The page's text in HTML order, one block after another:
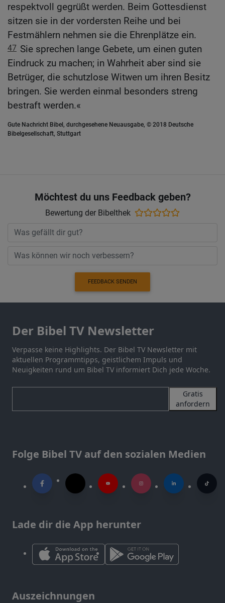
respektvoll gegrüßt werden. Beim Gottesdienst
sitzen sie in der vordersten Reihe und bei
Festmählern nehmen sie die Ehrenplätze ein.
47 Sie sprechen lange Gebete, um einen guten
Eindruck zu machen; in Wahrheit aber sind sie
Betrüger, die schutzlose Witwen um ihren Besitz
bringen. Sie werden einmal besonders streng
bestraft werden.«
Gute Nachricht Bibel, durchgesehene Neuausgabe, © 2018 Deutsche
Bibelgesellschaft, Stuttgart
Möchtest du uns Feedback geben?
Bewertung der Bibelthek
FEEDBACK SENDEN
Der Bibel TV Newsletter
Verpasse keine Highlights. Der Bibel TV Newsletter mit
aktuellen Programmtipps, geistlichem Impuls und
Neuigkeiten rund um Bibel TV informiert Dich jede Woche.
Gratis
anfordern
Folge Bibel TV auf den sozialen Medien
Lade dir die App herunter
Auszeichnungen